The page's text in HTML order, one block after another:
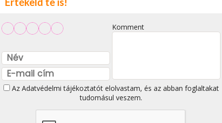
Komment
Az Adatvédelmi tájékoztatótelolvastam, és az abban foglaltakat
tudomásul veszem.